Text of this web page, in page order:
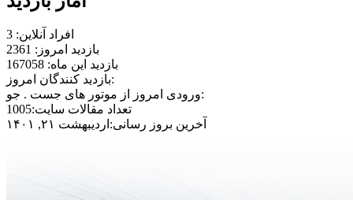
افراد آنلاین: 3
بازدید امروز: 2361
بازدید این ماه: 167058
بازدید کنندگان امروز:
ورودی امروز از موتور های جست . جو:
تعداد مقالات سایت:1005
آخرین بروز رسانی:اردیبهشت ۲۱, ۱۴۰۱